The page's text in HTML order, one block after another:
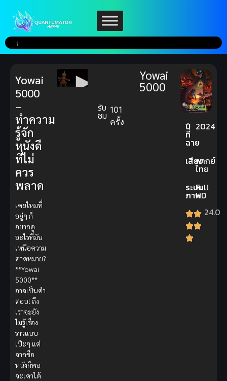
รับ
ชม 101
ครั้ง
Yowai
5000
ปี
ที่
ฉาย
2024
เสียงพากย์
ไทย
ระบบ
ภาพ
Full
HD
24.0
Yowai
5000
–
ทำความ
รู้จัก
หนังดี
ที่ไม่
ควร
พลาด
เคยไหมที่
อยู่ๆ ก็
อยากดู
อะไรที่มัน
เหนือความ
คาดหมาย?
**Yowai
5000**
อาจเป็นคำ
ตอบ! ถึง
เราจะยัง
ไม่รู้เรื่อง
ราวแบบ
เป๊ะๆ แต่
จากชื่อ
หนังก็พอ
จะเดาได้